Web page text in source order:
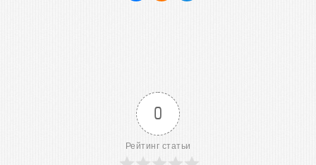
0
Рейтинг статьи